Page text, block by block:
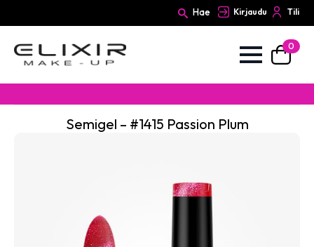
Hae Kirjaudu Tili
0
Semigel – #1415 Passion Plum